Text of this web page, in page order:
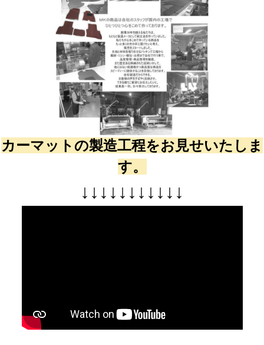
カーマットの製造工程をお見せいたしま
す。
↓ ↓ ↓ ↓ ↓ ↓ ↓ ↓ ↓ ↓ ↓